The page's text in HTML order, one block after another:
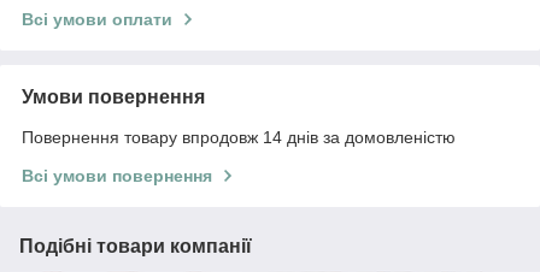
Всі умови оплати
Умови повернення
Повернення товару впродовж 14 днів за домовленістю
Всі умови повернення
Подібні товари компанії